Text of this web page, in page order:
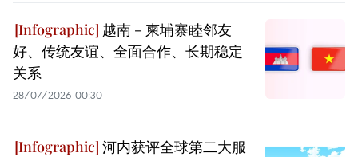
越南－柬埔寨睦邻友
好、传统友谊、全面合作、长期稳定
关系
28/07/2026 00:30
河内获评全球第二大服